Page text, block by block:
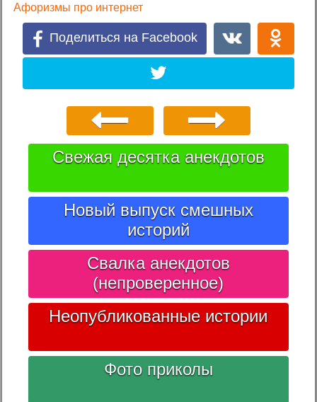
Афоризмы про интернет
Поделиться на Facebook
Свежая десятка анекдотов
Новый выпуск смешных
историй
Свалка анекдотов
(непроверенное)
Неопубликованные истории
Фото приколы